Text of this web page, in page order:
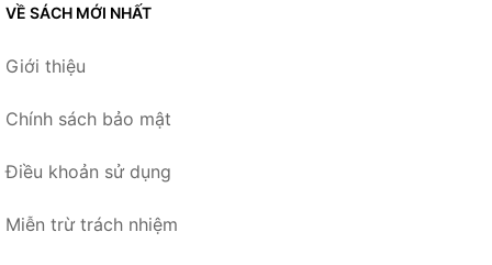
VỀ SÁCH MỚI NHẤT
Giới thiệu
Chính sách bảo mật
Điều khoản sử dụng
Miễn trừ trách nhiệm